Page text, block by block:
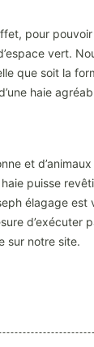
pour
vert.
que soit la
haie
et
puisse
élagage
sur notre site.